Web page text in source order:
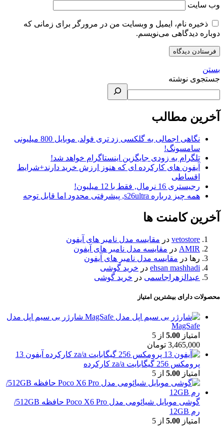
وب‌ سایت
ذخیره نام، ایمیل و وبسایت من در مرورگر برای زمانی که
دوباره دیدگاهی می‌نویسم.
بستن
جستجوی نوشته
آخرین مطالب
نگاهی اجمالی به گلکسی زد تری فولد, موبایل 800 میلیونی
سامسونگ!
تلگرام به زودی جایگزین اینستاگرام خواهد شد!
آیفون های کارکرده ای که هنوز ارزش خرید دارند+شرایط
اقساطی
رجیستری 16 نرمال, فقط با 12 میلیون!
همه چیز درباره s26ultra, پیشرفتی محدود اما قابل توجه
آخرین کامنت ها
vetostore در مقایسه مدل نامبر های آیفون
AMIR در مقایسه مدل نامبر های آیفون
رها در مقایسه مدل نامبر های آیفون
ehsan mashhadi در خرید گوشی
عبدالزهراجاسمی در خرید گوشی
محصولات دارای بیشترین امتیاز
شارژر بی سیم اپل مدل
MagSafe
امتیاز 5.00 از 5
3,465,000 تومان
آیفون 13
پرومکس 256 گیگابایت za/a کارکرده
امتیاز 5.00 از 5
گوشی موبایل شیائومی مدل Poco X6 Pro حافظه 512GB/
رم 12GB
امتیاز 5.00 از 5